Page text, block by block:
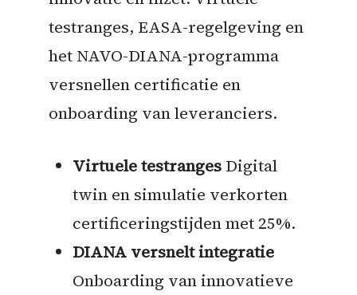
testranges, EASA-regelgeving en
het NAVO-DIANA-programma
versnellen certificatie en
onboarding van leveranciers.
Virtuele testrangesDigital
twin en simulatie verkorten
certificeringstijden met 25%.
DIANA versnelt integratie
Onboarding van innovatieve